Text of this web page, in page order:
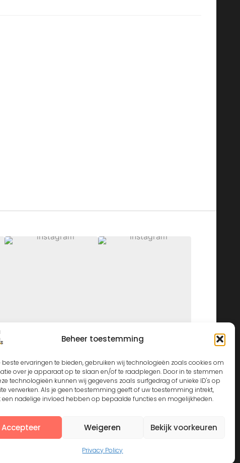
Beheer toestemming
beste ervaringen te bieden, gebruiken wij technologieën zoals cookies om
over je apparaat op te slaan en/of te raadplegen. Door in te stemmen
technologieën kunnen wij gegevens zoals surfgedrag of unieke ID's op
verwerken. Als je geen toestemming geeft of uw toestemming intrekt,
een nadelige invloed hebben op bepaalde functies en mogelijkheden.
Accepteer Weigeren Bekijk voorkeuren
Privacy Policy